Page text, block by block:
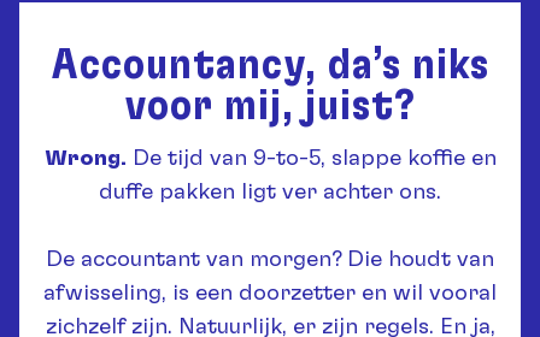
Accountancy, da’s niks
voor mij, juist?
Wrong. De tijd van 9-to-5, slappe koffie en
duffe pakken ligt ver achter ons.
De accountant van morgen? Die houdt van
afwisseling, is een doorzetter en wil vooral
zichzelf zijn. Natuurlijk, er zijn regels. En ja,